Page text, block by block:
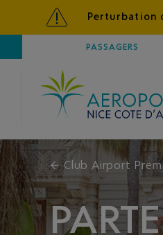
Perturbation
PASSAGERS
AÉROPORTNICE
← Club Airport